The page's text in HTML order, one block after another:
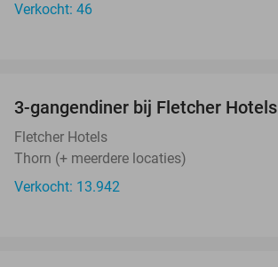
Verkocht: 46
3-gangendiner bij Fletcher Hotels
Fletcher Hotels
Thorn (+ meerdere locaties)
Verkocht: 13.942